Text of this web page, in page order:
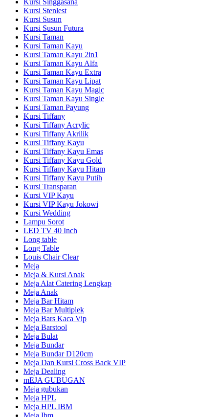
Kursi Singgasana
Kursi Stenlest
Kursi Susun
Kursi Susun Futura
Kursi Taman
Kursi Taman Kayu
Kursi Taman Kayu 2in1
Kursi Taman Kayu Alfa
Kursi Taman Kayu Extra
Kursi Taman Kayu Lipat
Kursi Taman Kayu Magic
Kursi Taman Kayu Single
Kursi Taman Payung
Kursi Tiffany
Kursi Tiffany Acrylic
Kursi Tiffany Akrilik
Kursi Tiffany Kayu
Kursi Tiffany Kayu Emas
Kursi Tiffany Kayu Gold
Kursi Tiffany Kayu Hitam
Kursi Tiffany Kayu Putih
Kursi Transparan
Kursi VIP Kayu
Kursi VIP Kayu Jokowi
Kursi Wedding
Lampu Sorot
LED TV 40 Inch
Long table
Long Table
Louis Chair Clear
Meja
Meja & Kursi Anak
Meja Alat Catering Lengkap
Meja Anak
Meja Bar Hitam
Meja Bar Multiplek
Meja Bars Kaca Vip
Meja Barstool
Meja Bulat
Meja Bundar
Meja Bundar D120cm
Meja Dan Kursi Cross Back VIP
Meja Dealing
mEJA GUBUGAN
Meja gubukan
Meja HPL
Meja HPL IBM